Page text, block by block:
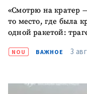
«Смотрю на кратер
то место, где была
одной ракетой:
NOU ВАЖНОЕ 3